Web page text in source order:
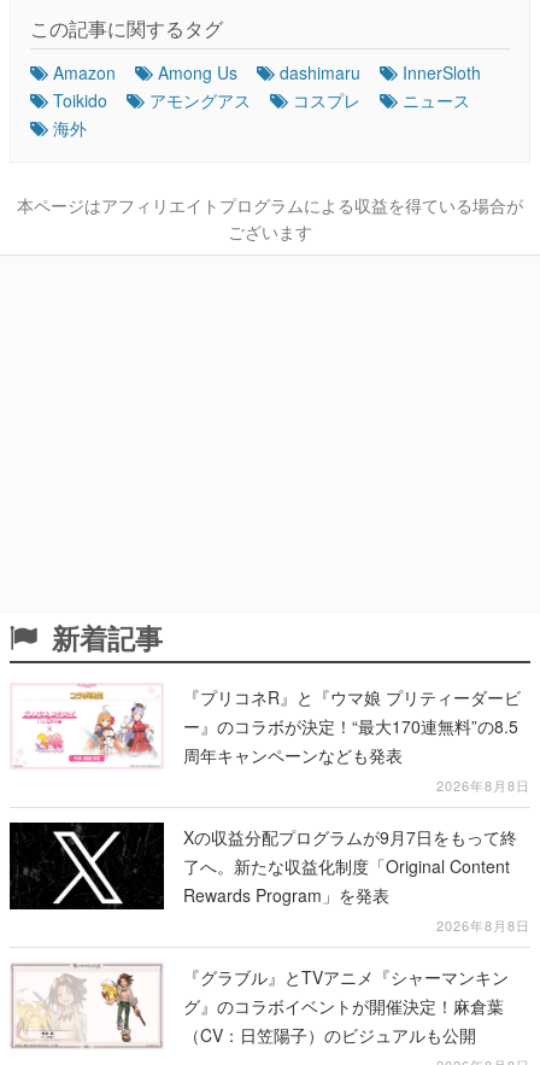
この記事に関するタグ
Amazon Among Us dashimaru
InnerSloth
Toikido
アモングアス コスプレ
ニュース
海外
本ページはアフィリエイトプログラムによる収益を得ている場合が
ございます
新着記事
『プリコネR』と『ウマ娘 プリティーダービ
ー』のコラボが決定！“最大170連無料”の8.5
周年キャンペーンなども発表
2026年8月8日
Xの収益分配プログラムが9月7日をもって終
了へ。新たな収益化制度「Original Content
Rewards Program」を発表
2026年8月8日
『グラブル』とTVアニメ『シャーマンキン
グ』のコラボイベントが開催決定！麻倉葉
（CV：日笠陽子）のビジュアルも公開